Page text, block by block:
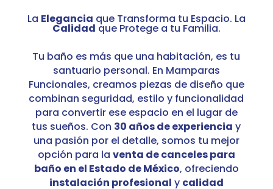
La Elegancia que Transforma tu Espacio. La
Calidad que Protege a tu Familia.
Tu baño es más que una habitación, es tu
santuario personal. En Mamparas
Funcionales, creamos piezas de diseño que
combinan seguridad, estilo y funcionalidad
para convertir ese espacio en el lugar de
tus sueños. Con 30 años de experiencia y
una pasión por el detalle, somos tu mejor
opción para la venta de canceles para
baño en el Estado de México, ofreciendo
instalación profesional y calidad